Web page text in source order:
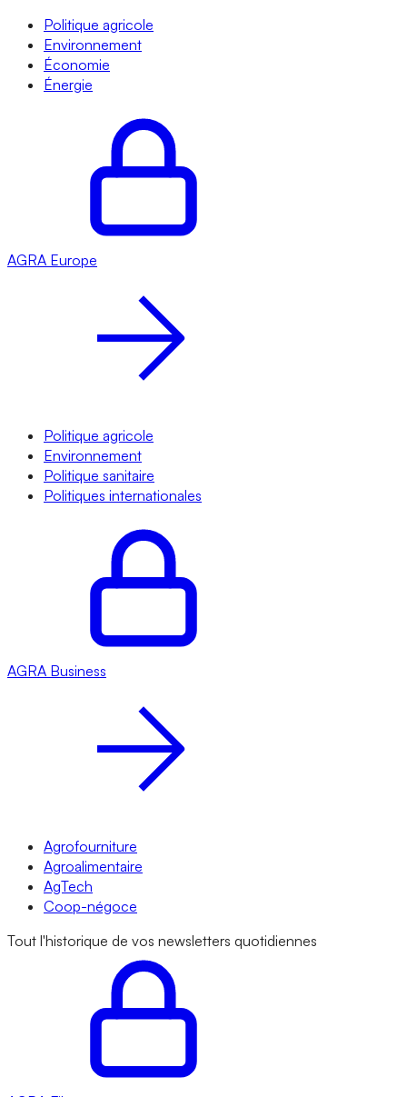
Politique agricole
Environnement
Économie
Énergie
AGRA Europe
Politique agricole
Environnement
Politique sanitaire
Politiques internationales
AGRA Business
Agrofourniture
Agroalimentaire
AgTech
Coop-négoce
Tout l'historique de vos newsletters quotidiennes